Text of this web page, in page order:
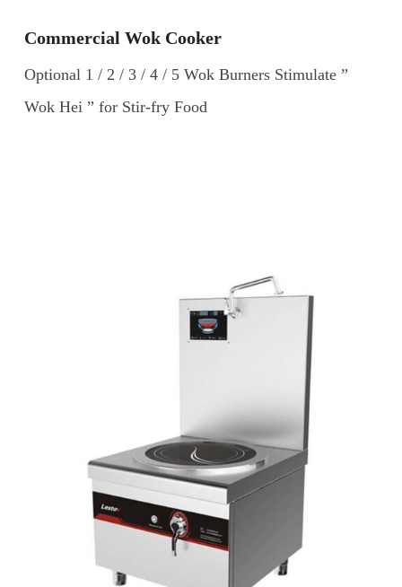
Commercial Wok Cooker
Optional 1 / 2 / 3 / 4 / 5 Wok Burners Stimulate ”
Wok Hei ” for Stir-fry Food